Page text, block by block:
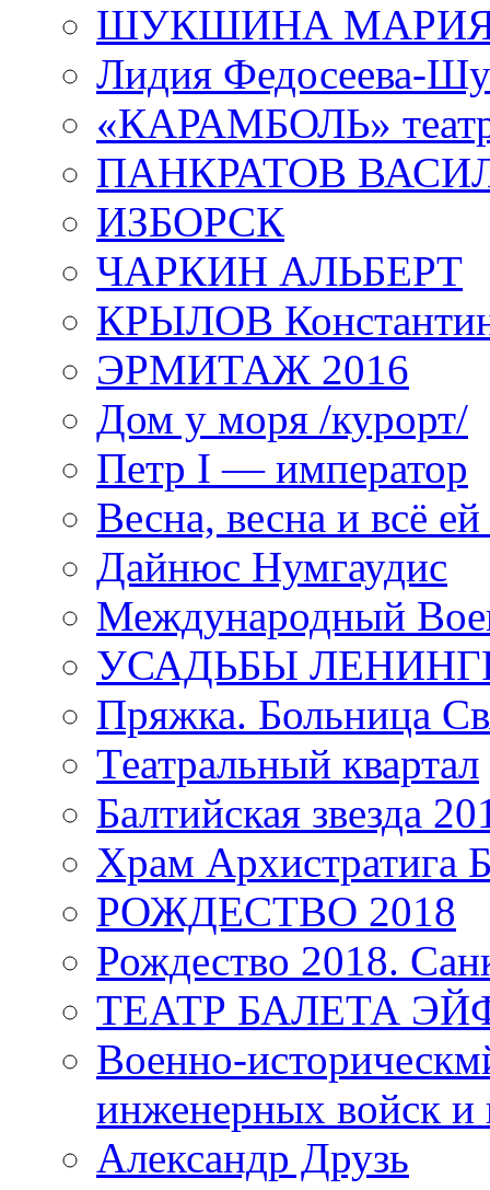
ШУКШИНА
Лидия Федосеева-
«КАРАМБОЛЬ»
ПАНКРАТОВ
ИЗБОРСК
ЧАРКИН АЛЬБЕРТ
КРЫЛОВ
ЭРМИТАЖ 2016
Дом у моря /курорт/
Петр I — император
Весна, весна и всё
Дайнюс Нумгаудис
Международный
УСАДЬБЫ
Пряжка. Больница
Театральный квартал
Балтийская звезда
Храм
РОЖДЕСТВО 2018
Рождество 2018.
ТЕАТР БАЛЕТА
Военно-
инженерных войск и
Александр Друзь